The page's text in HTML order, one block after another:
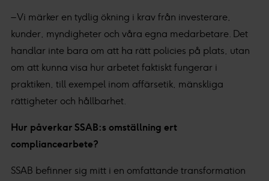
– Vi märker en tydlig ökning i krav från investerare,
kunder, myndigheter och våra egna medarbetare. Det
handlar inte bara om att ha rätt policies på plats, utan
om att kunna visa hur arbetet faktiskt fungerar i
praktiken, till exempel inom affärsetik, mänskliga
rättigheter och hållbarhet.
Hur påverkar SSAB:s omställning ert
compliancearbete?
SSAB befinner sig mitt i en omfattande transformation